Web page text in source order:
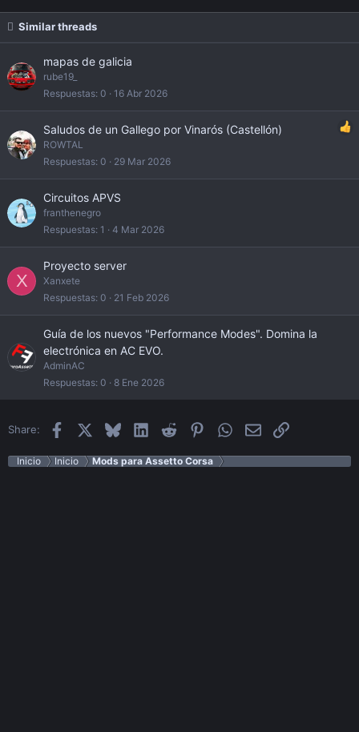
Similar threads
mapas de galicia
rube19_
Respuestas 0 16 Abr 2026
Saludos de un Gallego por Vinarós (Castellón)
ROWTAL
Respuestas 0 29 Mar 2026
Circuitos APVS
franthenegro
Respuestas 1 4 Mar 2026
X
Proyecto server
Xanxete
Respuestas 0 21 Feb 2026
Guía de los nuevos "Performance Modes". Domina la
electrónica en AC EVO.
AdminAC
Respuestas 0 8 Ene 2026
Share: Facebook BlueskyLinkedInReddit PinterestWhatsApp
EmailEnlace
Inicio Inicio Mods para Assetto Corsa